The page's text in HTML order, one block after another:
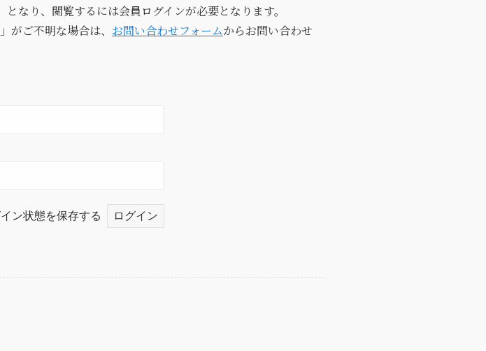
なり、閲覧するには会員ログインが必要となります。
がご不明な場合は、 お問い合わせフォームからお問い合わせ
ン状態を保存する